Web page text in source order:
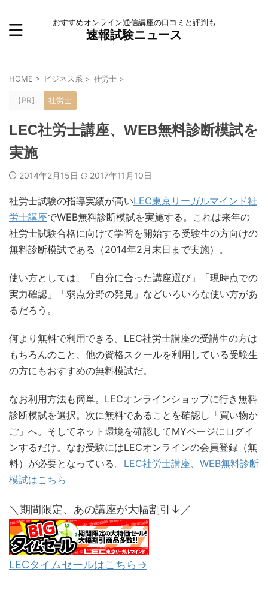
おすすめオンライン通信講座の口コミと評判も
速報試験ニュース
HOME > ビジネス系 > 社労士 >
【PR】 社労士
LEC社労士講座、WEB無料診断模試を
実施
2014年2月15日 2017年11月10日
社労士試験の指導実績が高いLEC東京リーガルマインド社
労士講座でWEB無料診断模試を実施する。これは来年の
社労士試験合格に向けて学習を開始する受験生の方向けの
無料診断模試である（2014年2月末日まで実施）。
使い方としては、「自分に合った講座選び」「現時点での
実力確認」「弱点分野の発見」などいろいろな使い方があ
るだろう。
何より無料で利用できる。LEC社労士講座の受講生の方は
もちろんのこと、他の資格スクールを利用している受験生
の方にもおすすめの無料模試だ。
なお利用方法も簡単。LECオンラインショップに行き無料
診断模試を選択。次に無料であることを確認し「買い物か
ご」へ。そしてネット環境を確認してMYページにログイ
ンするだけ。なお受験にはLECオンラインの会員登録（無
料）が必要となっている。 LEC社労士講座、WEB無料診断
模試はこちら
＼期間限定、あの講座が大幅割引↓／
LECタイムセールはこちら→